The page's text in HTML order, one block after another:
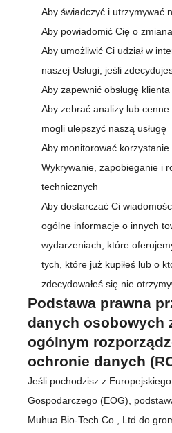
Aby świadczyć i utrzymywać
Aby powiadomić Cię o
Aby umożliwić Ci udział w
naszej Usługi, jeśli
Aby zapewnić obsługę klienta
Aby zebrać analizy lub
mogli ulepszyć naszą usługę
Aby monitorować korzystanie
Wykrywanie, zapobieganie i
technicznych
Aby dostarczać Ci
ogólne informacje o innych
wydarzeniach, które
tych, które już kupiłeś lub o
zdecydowałeś się nie
Podstawa prawna
danych osobowych
ogólnym
ochronie danych
Jeśli pochodzisz z
Gospodarczego (EOG),
Muhua Bio-Tech Co., Ltd do